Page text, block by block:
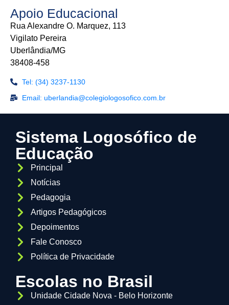
Apoio Educacional
Rua Alexandre O. Marquez, 113
Vigilato Pereira
Uberlândia/MG
38408-458
Tel: (34) 3237-1130
Email: uberlandia@colegiologosofico.com.br
Sistema Logosófico de
Educação
Principal
Notícias
Pedagogia
Artigos Pedagógicos
Depoimentos
Fale Conosco
Política de Privacidade
Escolas no Brasil
Unidade Cidade Nova - Belo Horizonte